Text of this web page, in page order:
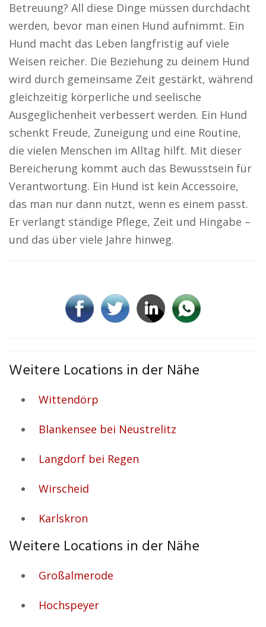
Betreuung? All diese Dinge müssen durchdacht
werden, bevor man einen Hund aufnimmt. Ein
Hund macht das Leben langfristig auf viele
Weisen reicher. Die Beziehung zu deinem Hund
wird durch gemeinsame Zeit gestärkt, während
gleichzeitig körperliche und seelische
Ausgeglichenheit verbessert werden. Ein Hund
schenkt Freude, Zuneigung und eine Routine,
die vielen Menschen im Alltag hilft. Mit dieser
Bereicherung kommt auch das Bewusstsein für
Verantwortung. Ein Hund ist kein Accessoire,
das man nur dann nutzt, wenn es einem passt.
Er verlangt ständige Pflege, Zeit und Hingabe –
und das über viele Jahre hinweg.
Weitere Locations in der Nähe
Wittendörp
Blankensee bei Neustrelitz
Langdorf bei Regen
Wirscheid
Karlskron
Weitere Locations in der Nähe
Großalmerode
Hochspeyer